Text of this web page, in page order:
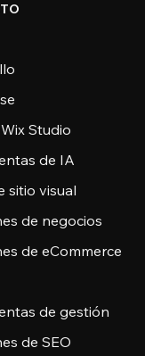
Studio
de IA
sitio visual
de negocios
de eCommerce
de gestión
de SEO